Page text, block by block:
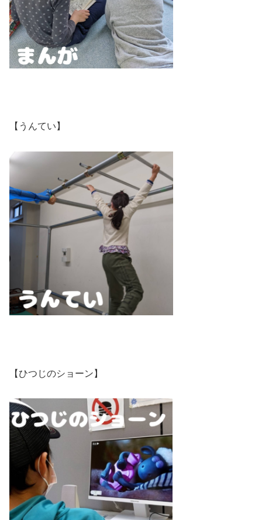
【うんてい】
【ひつじのショーン】